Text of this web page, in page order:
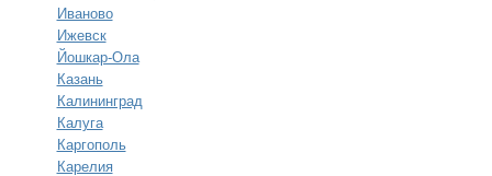
Иваново
Ижевск
Йошкар-Ола
Казань
Калининград
Калуга
Каргополь
Карелия